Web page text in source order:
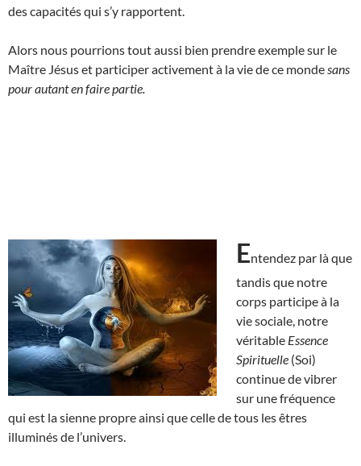
des capacités qui s’y rapportent.
Alors nous pourrions tout aussi bien prendre exemple sur le
Maître Jésus et participer activement à la vie de ce monde sans
pour autant en faire partie.
Entendez par là que
tandis que notre
corps participe à la
vie sociale, notre
véritable Essence
Spirituelle (Soi)
continue de vibrer
sur une fréquence
qui est la sienne propre ainsi que celle de tous les êtres
illuminés de l’univers.